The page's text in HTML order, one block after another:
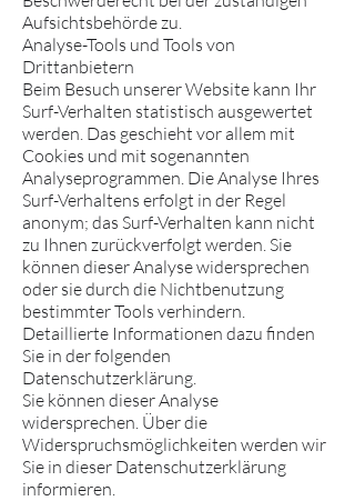
Aufsichtsbehörde zu.
Analyse-Tools und Tools von
Drittanbietern
Beim Besuch unserer Website kann Ihr
Surf-Verhalten statistisch ausgewertet
werden. Das geschieht vor allem mit
Cookies und mit sogenannten
Analyseprogrammen. Die Analyse Ihres
Surf-Verhaltens erfolgt in der Regel
anonym; das Surf-Verhalten kann nicht
zu Ihnen zurückverfolgt werden. Sie
können dieser Analyse widersprechen
oder sie durch die Nichtbenutzung
bestimmter Tools verhindern.
Detaillierte Informationen dazu finden
Sie in der folgenden
Datenschutzerklärung.
Sie können dieser Analyse
widersprechen. Über die
Widerspruchsmöglichkeiten werden wir
Sie in dieser Datenschutzerklärung
informieren.